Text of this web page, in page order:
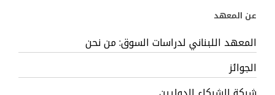
عن المعهد
المعهد اللبناني لدراسات السوق: من نحن
الجوائز